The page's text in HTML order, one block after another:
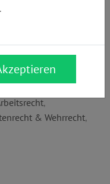
,
& Wehrrecht,
.